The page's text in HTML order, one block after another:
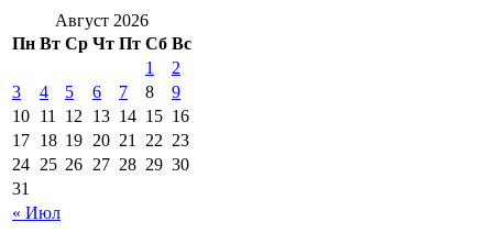
Август 2026
Пн Вт Ср Чт Пт Сб Вс
« Июл
1
2
3
4 5 6 7 8
9
10 11 12 13 14 15 16
17 18 19 20 21 22 23
24 25 26 27 28 29 30
31